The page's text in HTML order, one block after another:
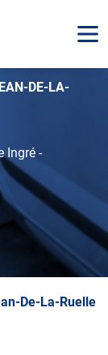
DE-LA-
Ingré -
De-La-Ruelle